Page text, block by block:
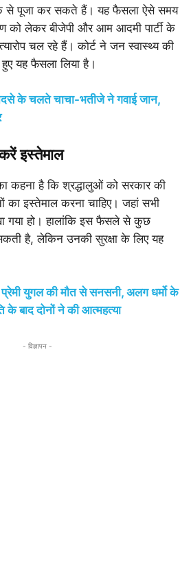
से पूजा कर सकते हैं। यह फैसला ऐसे समय
को लेकर बीजेपी और आम आदमी पार्टी के
चल रहे हैं। कोर्ट ने जन स्वास्थ्य की
हुए यह फैसला लिया है।
के चलते चाचा-भतीजे ने गवाई जान,
इस्तेमाल
कहना है कि श्रद्धालुओं को सरकार की
इस्तेमाल करना चाहिए। जहां सभी
गया हो। हालांकि इस फैसले से कुछ
है, लेकिन उनकी सुरक्षा के लिए यह
युगल की मौत से सनसनी, अलग धर्मो के
के बाद दोनों ने की आत्महत्या
- विज्ञापन -